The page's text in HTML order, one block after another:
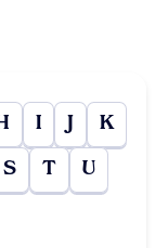
I J K
S T U